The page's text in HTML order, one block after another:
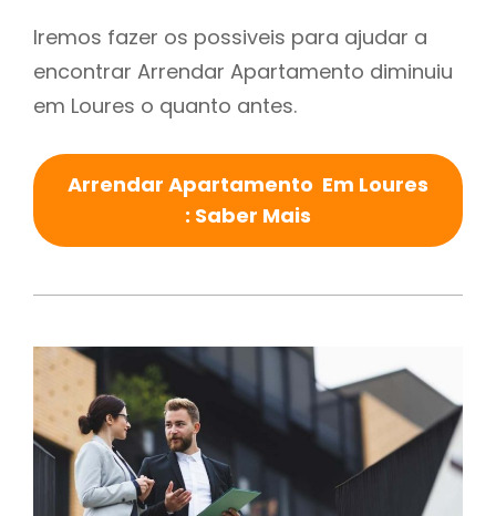
Iremos fazer os possiveis para ajudar a
encontrar Arrendar Apartamento diminuiu
em Loures o quanto antes.
Arrendar Apartamento Em Loures
: Saber Mais